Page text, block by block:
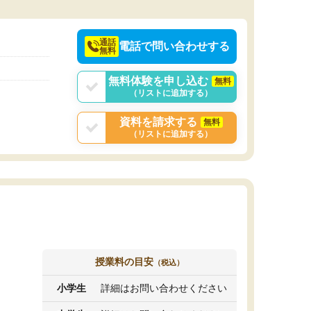
通話
無料 電話で問い合わせする
無料体験を申し込む
無料
（リストに追加する）
資料を請求する
無料
（リストに追加する）
授業料の目安 （税込）
小学生 詳細はお問い合わせください